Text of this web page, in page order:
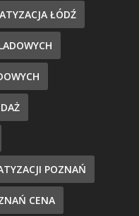
ŁÓDŹ
POZNAŃ
CENA